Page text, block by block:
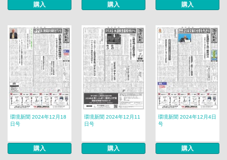
購入 購入 購入
環境新聞 2024年12月18
日号
購入
環境新聞 2024年12月11
日号
購入
環境新聞 2024年12月4日
号
購入